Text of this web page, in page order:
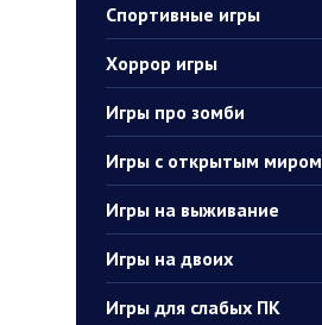
Спортивные игры
Хоррор игры
Игры про зомби
Игры с открытым миром
Игры на выживание
Игры на двоих
Игры для слабых ПК